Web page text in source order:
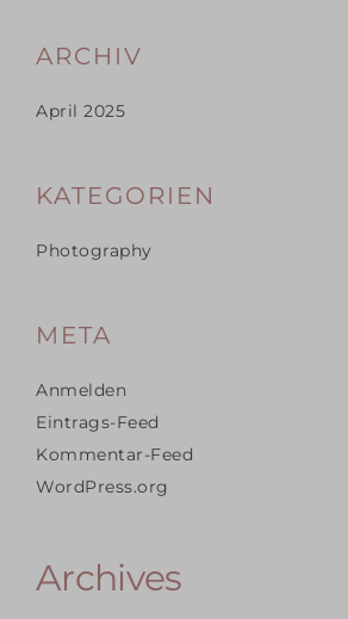
ARCHIV
April 2025
KATEGORIEN
Photography
META
Anmelden
Eintrags-Feed
Kommentar-Feed
WordPress.org
Archives